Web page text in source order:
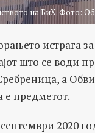
на БиХ. Фото:
истрага
што се води
а
е предметот.
2020